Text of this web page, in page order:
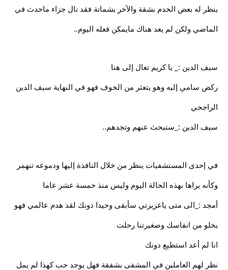
ينظر له بعض الخدم بشقة والآخر بشماتة فقد نال جزاء ماحدث في
الماضي ولكن لم يعد هناك مايمكن فعله اليوم..
سيف الدين :_ يا كريم تعال إلى هنا
ركض سامي إليه وهو يتعثر من الخوف فهو في النهاية سيف الدين
الراجحي
سيف الدين :_ستبحث عنهم وتجدهم..
في إحدى المستشفيات ينظر من خلال النافذة إليها ودموعه تنهمر
وكأنه يراها بهذه الحالة اليوم وليس منذ خمسة عشر عاما
أمجد :_الى متى ياعزيزتي سأبقى وحيدا دونك لقد هدم عالمي فهو
يخلو من انفاسك وصغيرتنا رحلت
انا لم أعد استطيع دونك
نظر لهم العاملين في المشفى بشفقة فهل يوجد حب كهذا لم يمل